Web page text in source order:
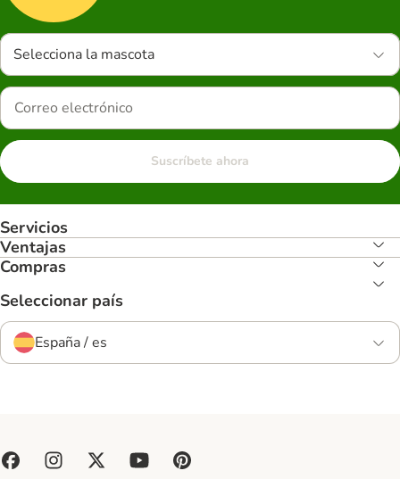
Selecciona la mascota
Suscríbete ahora
Servicios
Ventajas
Compras
Seleccionar país
España / es